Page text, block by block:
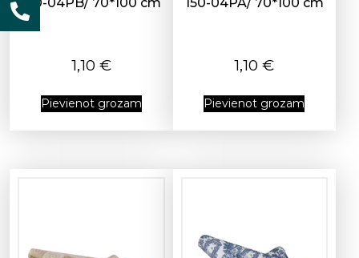
1,10 €
Pievienot grozam
1,10€
Pievienot grozam